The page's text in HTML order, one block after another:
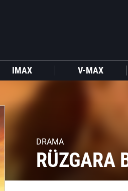
IMAX V-MAX
DRAMA
RÜZGARA